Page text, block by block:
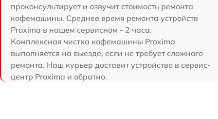
проконсультирует и озвучит стоимость ремонта
кофемашины. Среднее время ремонта устройств
Proxima в нашем сервисном - 2 часа.
Комплексная чистка кофемашины Proxima
выполняется на выезде, если не требует сложного
ремонта. Наш курьер доставит устройство в сервис-
центр Proxima и обратно.